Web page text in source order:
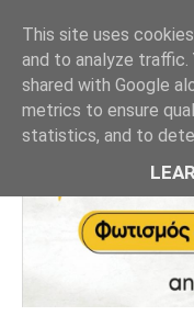
This site uses
and to analyze traffic.
shared with Google
metrics to ensure
statistics, and to